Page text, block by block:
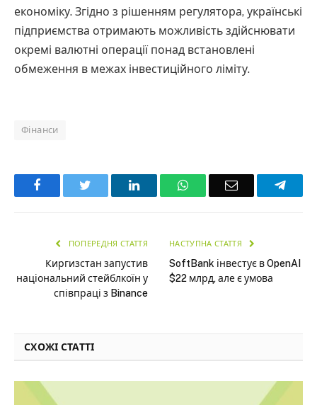
економіку. Згідно з рішенням регулятора, українські
підприємства отримають можливість здійснювати
окремі валютні операції понад встановлені
обмеження в межах інвестиційного ліміту.
Фінанси
Facebook LinkedInWhatsAppEmail
ПОПЕРЕДНЯ СТАТТЯ
Киргизстан запустив
національний стейблкоїн у
співпраці з Binance
НАСТУПНА СТАТТЯ
SoftBank інвестує в OpenAI
$22 млрд, але є умова
СХОЖІ СТАТТІ